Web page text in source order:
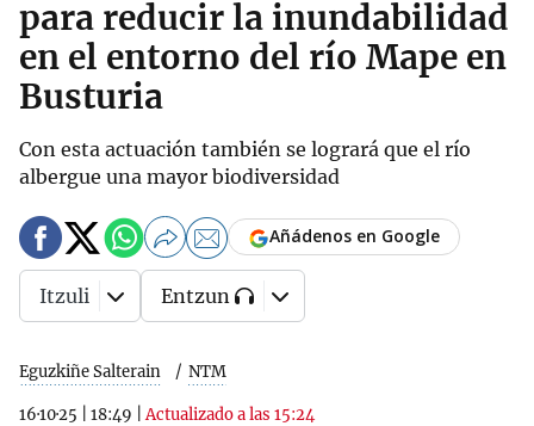
para reducir la inundabilidad
en el entorno del río Mape en
Busturia
Con esta actuación también se logrará que el río
albergue una mayor biodiversidad
Eguzkiñe Salterain NTM
16·10·25 18:49 |Actualizado a las 15:24
Añádenos en Google
Itzuli Entzun